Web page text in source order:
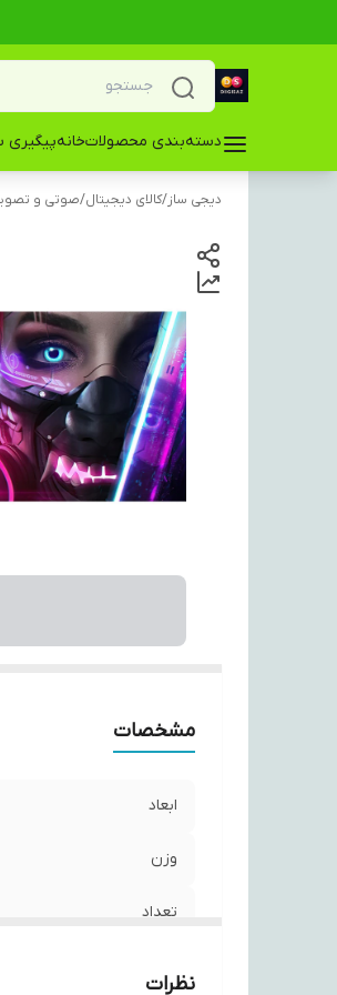
دسته‌بندی محصولاتخانه
دیجی ساز/کالای دیجیتال/صوتی و
مشخصات
ابعاد
وزن
تعداد
نظرات